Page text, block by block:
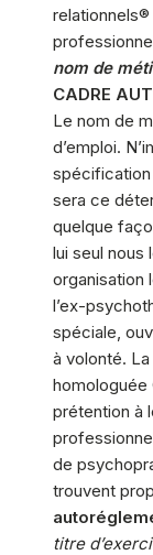
nom de
CADRE
Le nom de
d’emploi.
sera ce
quelque
lui seul nous
organisation
l’ex-
spéciale,
à volonté.
homologuée
prétention à
de
trouvent
titre